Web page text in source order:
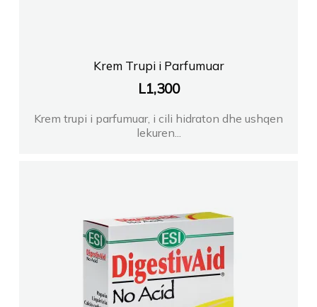
Krem Trupi i Parfumuar
L1,300
Krem trupi i parfumuar, i cili hidraton dhe ushqen
lekuren...